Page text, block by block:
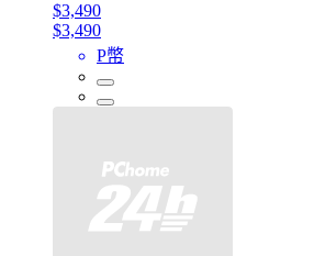
$3,490
$3,490
P幣